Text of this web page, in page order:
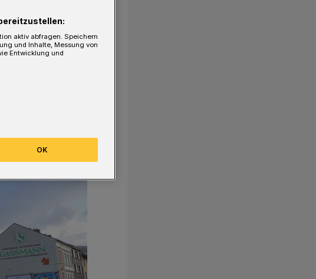
aktiv abfragen. Speichern
und Inhalte, Messung von
Entwicklung und
OK